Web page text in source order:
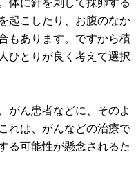
起こしたり、お腹のなか
もあります。ですから積
ひとりが良く考えて選択
がん患者などに、そのよ
れは、がんなどの治療で
る可能性が懸念されるた